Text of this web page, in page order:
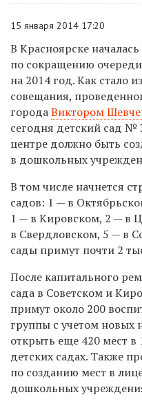
15 января 2014 17:20
В Красноярске
по сокращению
на 2014 год. Как стало
совещания,
городаВиктором
сегодня детский сад №
центре должно быть
в дошкольных
В том числе начнется
садов: 1 — в
1 — в Кировском, 2 — в
в Свердловском, 5 — в
сады примут почти 2
После капитального
сада в Советском и
примут около 200
группы с учетом новых
открыть еще 420 мест
детских садах. Также
по созданию мест в
дошкольных